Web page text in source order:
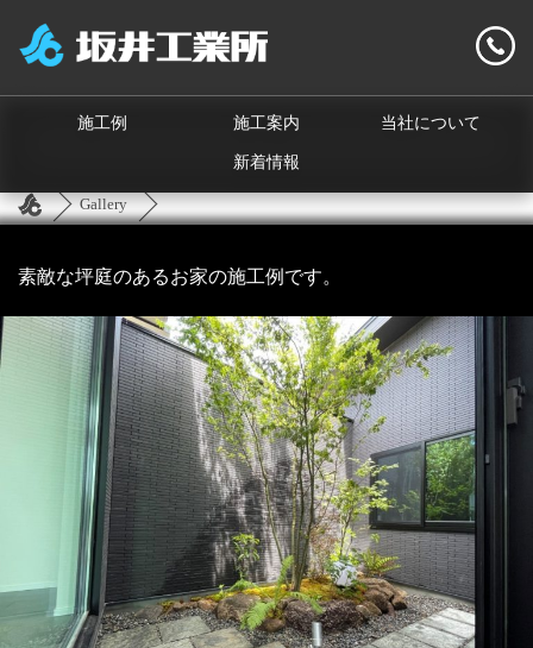
施工例 施工案内 当社について
新着情報
Gallery
素敵な坪庭のあるお家の施工例です。